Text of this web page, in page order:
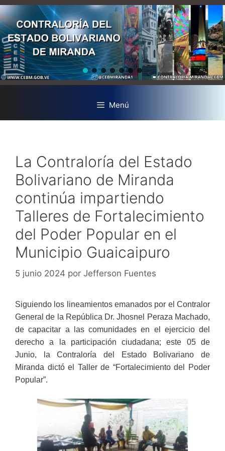
Menú
La Contraloría del Estado
Bolivariano de Miranda
continúa impartiendo
Talleres de Fortalecimiento
del Poder Popular en el
Municipio Guaicaipuro
5 junio 2024 por Jefferson Fuentes
Siguiendo los lineamientos emanados por el Contralor
General de la República Dr. Jhosnel Peraza Machado,
de capacitar a las comunidades en el ejercicio del
derecho a la participación ciudadana; este 05 de
Junio, la Contraloría del Estado Bolivariano de
Miranda dictó el Taller de “Fortalecimiento del Poder
Popular”.